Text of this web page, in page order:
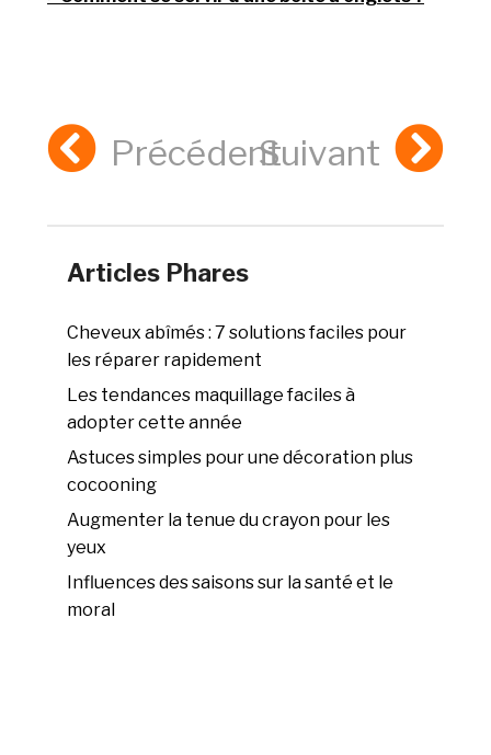
PrécédentSuivant
Articles Phares
Cheveux abîmés : 7 solutions faciles pour
les réparer rapidement
Les tendances maquillage faciles à
adopter cette année
Astuces simples pour une décoration plus
cocooning
Augmenter la tenue du crayon pour les
yeux
Influences des saisons sur la santé et le
moral